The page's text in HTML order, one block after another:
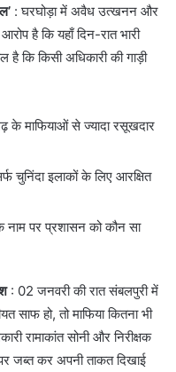
: घरघोड़ा में अवैध उत्खनन और
है कि यहाँ दिन-रात भारी
कि किसी अधिकारी की गाड़ी
के माफियाओं से ज्यादा रसूखदार
चुनिंदा इलाकों के लिए आरक्षित
नाम पर प्रशासन को कौन सा
: 02 जनवरी की रात संबलपुरी में
साफ हो, तो माफिया कितना भी
रामाकांत सोनी और निरीक्षक
जब्त कर अपनी ताकत दिखाई